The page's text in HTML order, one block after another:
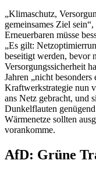
„Klimaschutz,
gemeinsames Ziel
Erneuerbaren müsse
„Es gilt:
beseitigt werden, bevor
Versorgungssicherheit
Jahren „nicht
Kraftwerkstrategie nun
ans Netz gebracht, und
Dunkelflauten
Wärmenetze sollten
vorankomme.
AfD: Grüne